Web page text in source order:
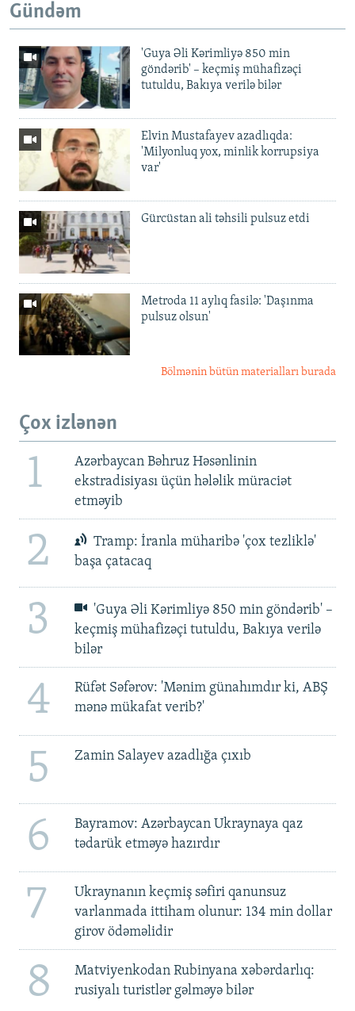
Gündəm
'Guya Əli Kərimliyə 850 min
göndərib' – keçmiş mühafizəçi
tutuldu, Bakıya verilə bilər
Elvin Mustafayev azadlıqda:
'Milyonluq yox, minlik korrupsiya
var'
Gürcüstan ali təhsili pulsuz etdi
Metroda 11 aylıq fasilə: 'Daşınma
pulsuz olsun'
Bölmənin bütün materialları burada
Çox izlənən
1
Azərbaycan Bəhruz Həsənlinin
ekstradisiyası üçün hələlik müraciət
etməyib
2
Tramp: İranla müharibə 'çox tezliklə'
başa çatacaq
3
'Guya Əli Kərimliyə 850 min göndərib' –
keçmiş mühafizəçi tutuldu, Bakıya verilə
bilər
4
Rüfət Səfərov: 'Mənim günahımdır ki, ABŞ
mənə mükafat verib?'
5 Zamin Salayev azadlığa çıxıb
6
Bayramov: Azərbaycan Ukraynaya qaz
tədarük etməyə hazırdır
7
Ukraynanın keçmiş səfiri qanunsuz
varlanmada ittiham olunur: 134 min dollar
girov ödəməlidir
8
Matviyenkodan Rubinyana xəbərdarlıq:
rusiyalı turistlər gəlməyə bilər